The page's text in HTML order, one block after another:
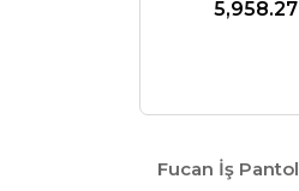
5,958.27
Fucan İş